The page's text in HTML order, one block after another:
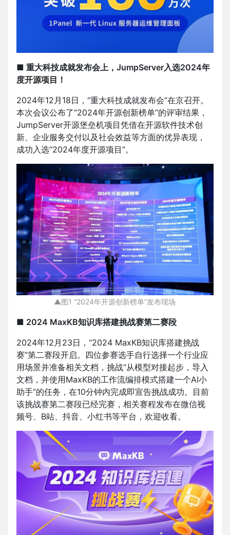
■ 重大科技成就发布会上，JumpServer入选2024年
度开源项目！
2024年12月18日，“重大科技成就发布会”在京召开。
本次会议公布了“2024年开源创新榜单”的评审结果，
JumpServer开源堡垒机项目凭借在开源软件技术创
新、企业服务交付以及社会效益等方面的优异表现，
成功入选“2024年度开源项目”。
▲图1 “2024年开源创新榜单”发布现场
■ 2024 MaxKB知识库搭建挑战赛第二赛段
2024年12月23日，“2024 MaxKB知识库搭建挑战
赛”第二赛段开启。四位参赛选手自行选择一个行业应
用场景并准备相关文档，挑战“从模型对接起步，导入
文档，并使用MaxKB的工作流编排模式搭建一个AI小
助手”的任务，在10分钟内完成即宣告挑战成功。目前
该挑战赛第二赛段已经完赛，相关赛程发布在微信视
频号、B站、抖音、小红书等平台，欢迎收看。